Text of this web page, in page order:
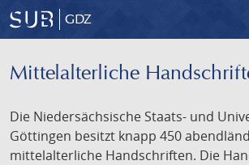
GDZ
Mittelalterliche
Die Niedersächsische Staats- und
Göttingen besitzt knapp 450
mittelalterliche Handschriften. Die